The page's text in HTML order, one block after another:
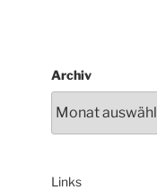
Archiv
Links